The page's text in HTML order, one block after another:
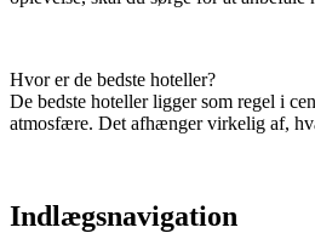
Hvor er de bedste hoteller?
De bedste hoteller ligger som regel i
atmosfære. Det afhænger virkelig af,
Indlægsnavigation